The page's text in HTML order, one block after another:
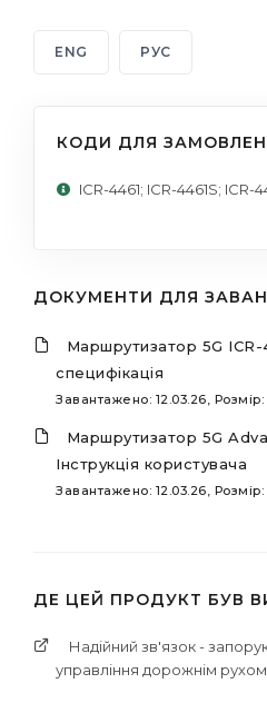
ENG РУС
КОДИ ДЛЯ
ICR-4461; ICR-4461S; ICR-
ДОКУМЕНТИ ДЛЯ
Маршрутизатор 5G ICR-
специфікація
Завантажено: 12.03.26,
Маршрутизатор 5G
Інструкція користувача
Завантажено: 12.03.26, Розмір:
ДЕ ЦЕЙ ПРОДУКТ БУВ
Надійний зв'язок -
управління дорожнім рухом